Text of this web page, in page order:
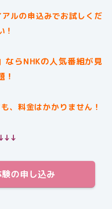
ルの申込みでお試しくだ
！
ならNHKの人気番組が見
！
、料金はかかりません！
の申し込み